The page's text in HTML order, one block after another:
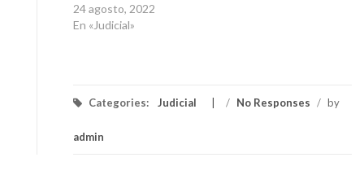
24 agosto, 2022
En «Judicial»
Categories: Judicial / No Responses / by
admin